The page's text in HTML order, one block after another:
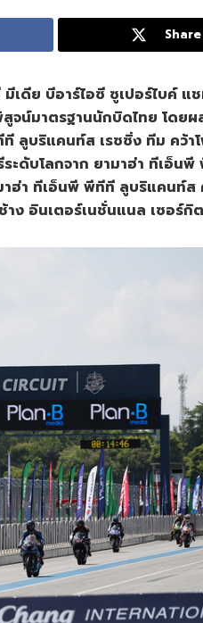
เดีย บีอาร์ไอซี ซูเปอร์ไบค์
จน์มาตรฐานนักบิดไทย โดย
ลูบริแคนท์ส เรซซิ่ง ทีม คว้า
ดับโลกจาก ยามาฮ่า ทีเอ็น
ฮ่า ทีเอ็นพี พีทีที ลูบริแคนท์ส
อินเตอร์เนชั่นแนล เซอร์กิ